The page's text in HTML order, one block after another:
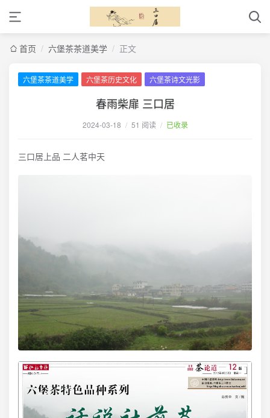
首页 / 六堡茶茶道美学 / 正文
六堡茶茶道美学 六堡茶历史文化 六堡茶诗文光影
春雨柴扉 三口居
2024-03-18 / 51 阅读 / 已收录
三口居上品 二人茗中天